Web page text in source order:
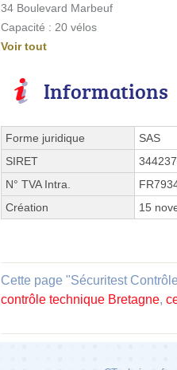
34 Boulevard Marbeuf
Capacité : 20 vélos
Voir tout
Informations
Forme juridique
SAS
SIRET
N° TVA Intra.
Création
15
Cette page "Sécuritest
contrôle technique Bretagne,